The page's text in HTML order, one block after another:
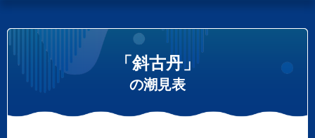
「斜古丹」
の潮見表